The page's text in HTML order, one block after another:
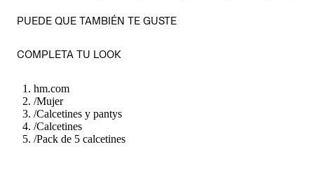
PUEDE QUE TAMBIÉN TE GUSTE
COMPLETA TU LOOK
hm.com
/Mujer
/Calcetines y pantys
/Calcetines
/Pack de 5 calcetines